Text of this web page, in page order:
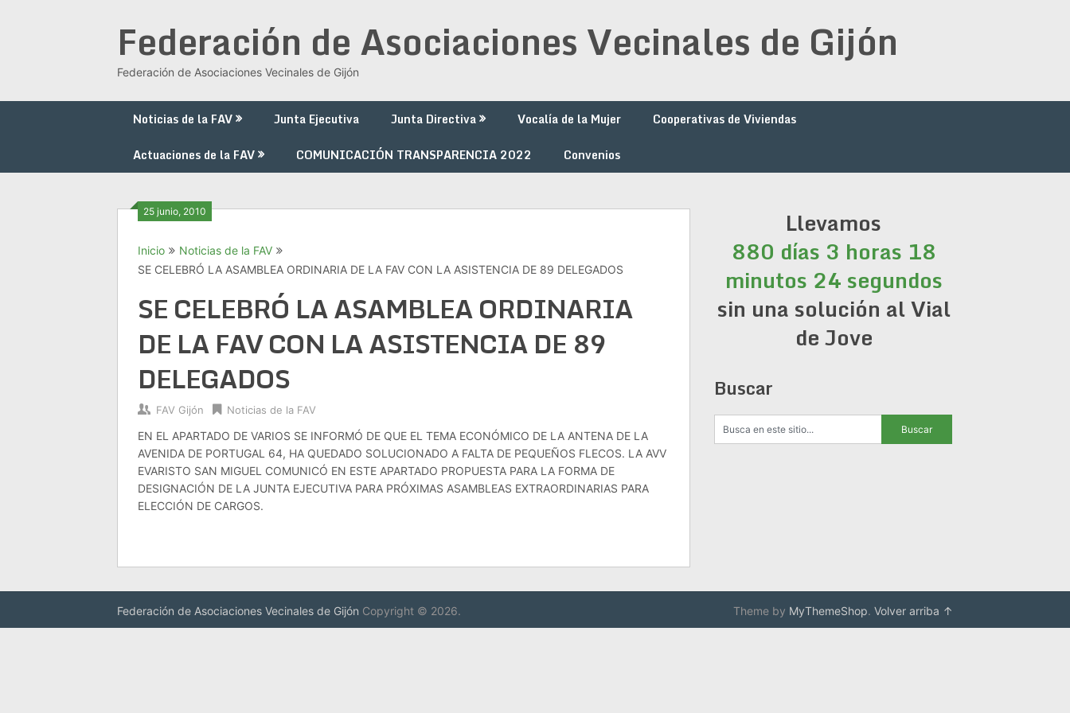
Federación de Asociaciones Vecinales de Gijón
Federación de Asociaciones Vecinales de Gijón
Noticias de la FAV Junta Ejecutiva Junta Directiva Vocalía de la Mujer
Cooperativas de Viviendas
Actuaciones de la FAV
COMUNICACIÓN TRANSPARENCIA 2022 Convenios
25 junio, 2010
Inicio
Noticias de la FAV
SE CELEBRÓ LA ASAMBLEA ORDINARIA DE LA FAV CON LA ASISTENCIA DE 89 DELEGADOS
SE CELEBRÓ LA ASAMBLEA ORDINARIA
DE LA FAV CON LA ASISTENCIA DE 89
DELEGADOS
FAV Gijón Noticias de la FAV
EN EL APARTADO DE VARIOS SE INFORMÓ DE QUE EL TEMA ECONÓMICO DE LA ANTENA DE LA
AVENIDA DE PORTUGAL 64, HA QUEDADO SOLUCIONADO A FALTA DE PEQUEÑOS FLECOS. LA AVV
EVARISTO SAN MIGUEL COMUNICÓ EN ESTE APARTADO PROPUESTA PARA LA FORMA DE
DESIGNACIÓN DE LA JUNTA EJECUTIVA PARA PRÓXIMAS ASAMBLEAS EXTRAORDINARIAS PARA
ELECCIÓN DE CARGOS.
Llevamos
880 días 3 horas 18
minutos 24 segundos
sin una solución al Vial
de Jove
Buscar
Federación de Asociaciones Vecinales de Gijón Copyright © 2026. Theme by MyThemeShop. Volver arriba ↑